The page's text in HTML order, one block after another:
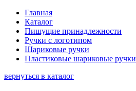
Главная
Каталог
Пишущие принадлежности
Ручки с логотипом
Шариковые ручки
Пластиковые шариковые ручки
вернуться в каталог